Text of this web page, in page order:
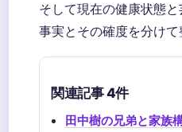
そして現在の健康状態と
事実とその確度を分けて
関連記事 4件
田中樹の兄弟と家族